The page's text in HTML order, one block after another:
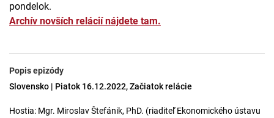
pondelok.
Archív novších relácií nájdete tam.
Popis epizódy
Slovensko | Piatok 16.12.2022, Začiatok relácie
Hostia: Mgr. Miroslav Štefánik, PhD. (riaditeľ Ekonomického ústavu